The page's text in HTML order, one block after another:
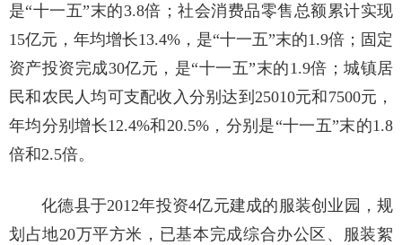
是“十一五”末的3.8倍；社会消费品零售总额累计实现
15亿元，年均增长13.4%，是“十一五”末的1.9倍；固定
资产投资完成30亿元，是“十一五”末的1.9倍；城镇居
民和农民人均可支配收入分别达到25010元和7500元，
年均分别增长12.4%和20.5%，分别是“十一五”末的1.8
倍和2.5倍。
化德县于2012年投资4亿元建成的服装创业园，规
划占地20万平方米，已基本完成综合办公区、服装絮